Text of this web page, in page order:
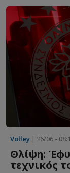
Volley | 26/06 -
Θλίψη:
τεχνικός